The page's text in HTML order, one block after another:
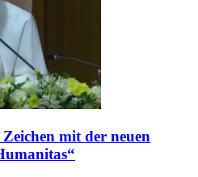
mit der neuen